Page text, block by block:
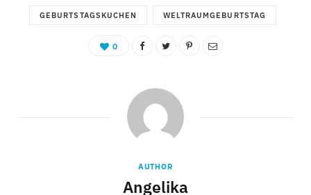
GEBURTSTAGSKUCHEN WELTRAUMGEBURTSTAG
0
AUTHOR
Angelika